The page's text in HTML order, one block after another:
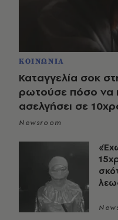
ΚΟΙΝΩΝΙΑ
Καταγγελία σοκ
ρωτούσε πόσο να
ασελγήσει σε
Newsroom